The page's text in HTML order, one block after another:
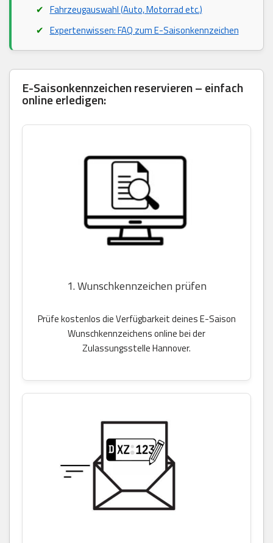
Fahrzeugauswahl (Auto, Motorrad etc.)
Expertenwissen: FAQ zum E-Saisonkennzeichen
E-Saisonkennzeichen reservieren – einfach
online erledigen:
1. Wunschkennzeichen prüfen
Prüfe kostenlos die Verfügbarkeit deines E-Saison
Wunschkennzeichens online bei der
Zulassungsstelle Hannover.